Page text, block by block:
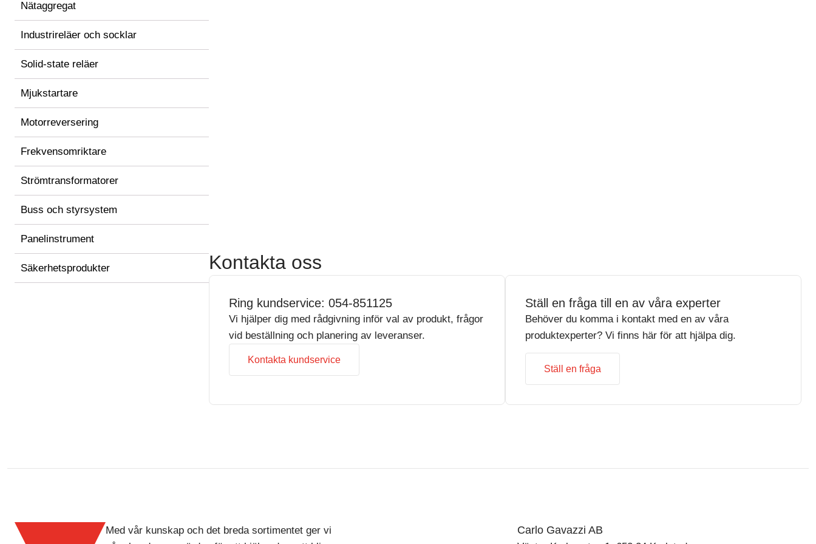
Nätaggregat
Industrireläer och socklar
Solid-state reläer
Mjukstartare
Motorreversering
Frekvensomriktare
Strömtransformatorer
Buss och styrsystem
Panelinstrument
Säkerhetsprodukter Kontakta oss
Ring kundservice: 054-851125
Vi hjälper dig med rådgivning inför val av produkt, frågor
vid beställning och planering av leveranser.
Kontakta kundservice
Ställ en fråga till en av våra experter
Behöver du komma i kontakt med en av våra
produktexperter? Vi finns här för att hjälpa dig.
Ställ en fråga
Med vår kunskap och det breda sortimentet ger vi
Carlo Gavazzi AB